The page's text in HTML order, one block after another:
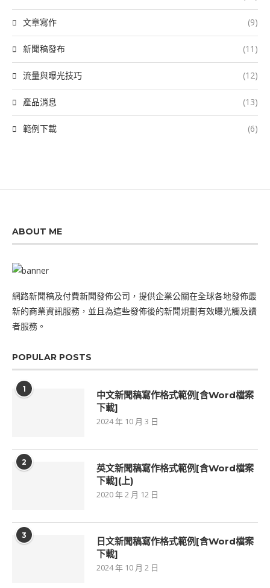
文章寫作 (9)
新聞稿發布 (11)
流量與曝光技巧 (12)
產品消息 (13)
範例下載 (6)
ABOUT ME
網路新聞稿及付費新聞發佈公司，提供企業公關在全球各地發佈最
新的商業資訊服務，並且為這些發佈後的新聞規劃有效曝光觸及讀
者服務。
POPULAR POSTS
1
中文新聞稿寫作格式範例[含Word檔案
下載]
2024 年 10 月 3 日
2
英文新聞稿寫作格式範例[含Word檔案
下載](上)
2020 年 2 月 12 日
3
日文新聞稿寫作格式範例[含Word檔案
下載]
2024 年 10 月 2 日